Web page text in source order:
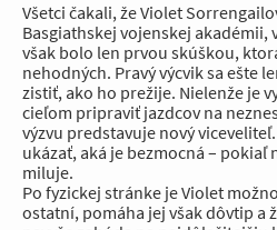
Všetci čakali, že Violet
Basgiathskej vojenskej akadémii,
však bolo len prvou skúškou,
nehodných. Pravý výcvik sa ešte
zistiť, ako ho prežije. Nielenže je
cieľom pripraviť jazdcov na
výzvu predstavuje nový
ukázať, aká je bezmocná – pokiaľ
miluje.
Po fyzickej stránke je Violet
ostatní, pomáha jej však dôvtip a